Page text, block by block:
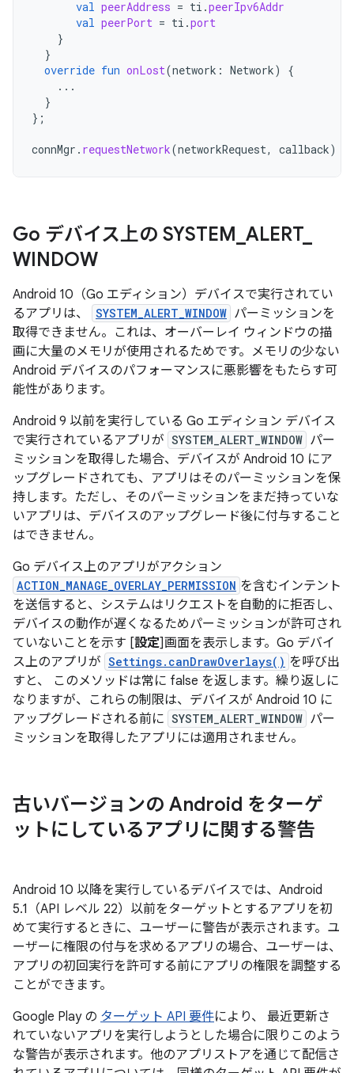
val peerAddress = ti .peerIpv6Addr
val peerPort = ti .port
}
}
override fun onLost(network : Network)
{
...
}
};
connMgr . requestNetwork(networkRequest, callback)
Go デバイス上の SYSTEM ALERT_
WINDOW
Android 10（Go エディション）デバイスで実行されてい
るアプリは、
SYSTEM_ALERT_WINDOW パーミッションを
取得できません。これは、オーバーレイ ウィンドウの描
画に大量のメモリが使用されるためです。メモリの少ない
Android デバイスのパフォーマンスに悪影響をもたらす可
能性があります。
Android 9 以前を実行している Go エディション デバイス
で実行されているアプリが SYSTEM_ALERT_WINDOW パー
ミッションを取得した場合、デバイスが Android 10 にア
ップグレードされても、アプリはそのパーミッションを保
持します。ただし、そのパーミッションをまだ持っていな
いアプリは、デバイスのアップグレード後に付与すること
はできません。
Go デバイス上のアプリがアクション
ACTION_MANAGE_OVERLAY_PERMISSION を含むインテント
を送信すると、システムはリクエストを自動的に拒否し、
デバイスの動作が遅くなるためパーミッションが許可され
ていないことを示す [設定]画面を表示します。Go デバイ
ス上のアプリが Settings.canDrawOverlays() を呼び出
すと、 このメソッドは常に false を返します。繰り返しに
なりますが、これらの制限は、デバイスが Android 10 に
アップグレードされる前に SYSTEM_ALERT_WINDOW パー
ミッションを取得したアプリには適用されません。
古いバージョンの Android をターゲ
ットにしているアプリに関する警告
Android 10 以降を実行しているデバイスでは、Android
5.1（API レベル 22）以前をターゲットとするアプリを初
めて実行するときに、ユーザーに警告が表示されます。ユ
ーザーに権限の付与を求めるアプリの場合、ユーザーは、
アプリの初回実行を許可する前にアプリの権限を調整する
ことができます。
Google Play の ターゲット API 要件により、 最近更新さ
れていないアプリを実行しようとした場合に限りこのよう
な警告が表示されます。他のアプリストアを通じて配信さ